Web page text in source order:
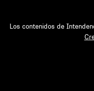
Los contenidos de